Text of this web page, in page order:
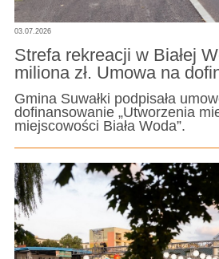
03.07.2026
Strefa rekreacji w Białej
miliona zł. Umowa na
Gmina Suwałki podpisała
dofinansowanie „Utworzenia
miejscowości Biała Woda”.